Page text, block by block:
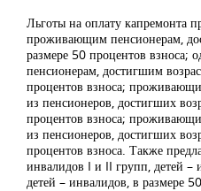
Льготы на оплату капремонта
проживающим пенсионерам,
размере 50 процентов
пенсионерам, достигшим
процентов взноса;
из пенсионеров, достигших
процентов взноса;
из пенсионеров, достигших
процентов взноса. Также
инвалидов I и II групп, детей
детей – инвалидов, в размере